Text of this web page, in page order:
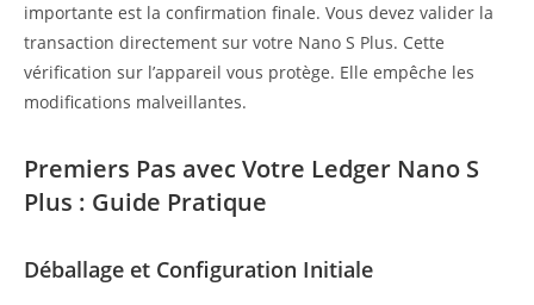
importante est la confirmation finale. Vous devez valider la
transaction directement sur votre Nano S Plus. Cette
vérification sur l’appareil vous protège. Elle empêche les
modifications malveillantes.
Premiers Pas avec Votre Ledger Nano S
Plus : Guide Pratique
Déballage et Configuration Initiale